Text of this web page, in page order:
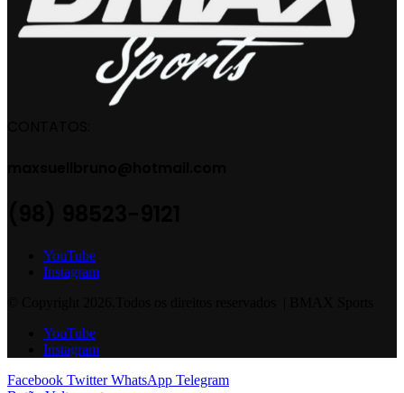
YouTube
Instagram
YouTube
Instagram
Facebook Twitter WhatsApp Telegram